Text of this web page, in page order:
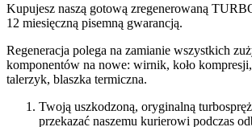
Kupujesz naszą gotową zregenerowaną
12 miesięczną pisemną gwarancją.
Regeneracja polega na zamianie wszystkich
komponentów na nowe: wirnik, koło
talerzyk, blaszka termiczna.
Twoją uszkodzoną, oryginalną
przekazać naszemu kurierowi podczas